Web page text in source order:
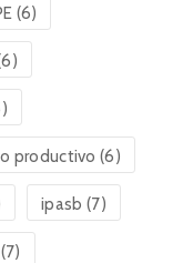
(6)
productivo (6)
ipasb (7)
(7)